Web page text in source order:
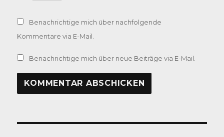
Benachrichtige mich über nachfolgende
Kommentare via E-Mail.
Benachrichtige mich über neue Beiträge via E-Mail.